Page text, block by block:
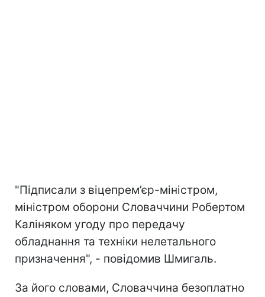
"Підписали з віцепрем’єр-міністром,
міністром оборони Словаччини Робертом
Каліняком угоду про передачу
обладнання та техніки нелетального
призначення", - повідомив Шмигаль.
За його словами, Словаччина безоплатно